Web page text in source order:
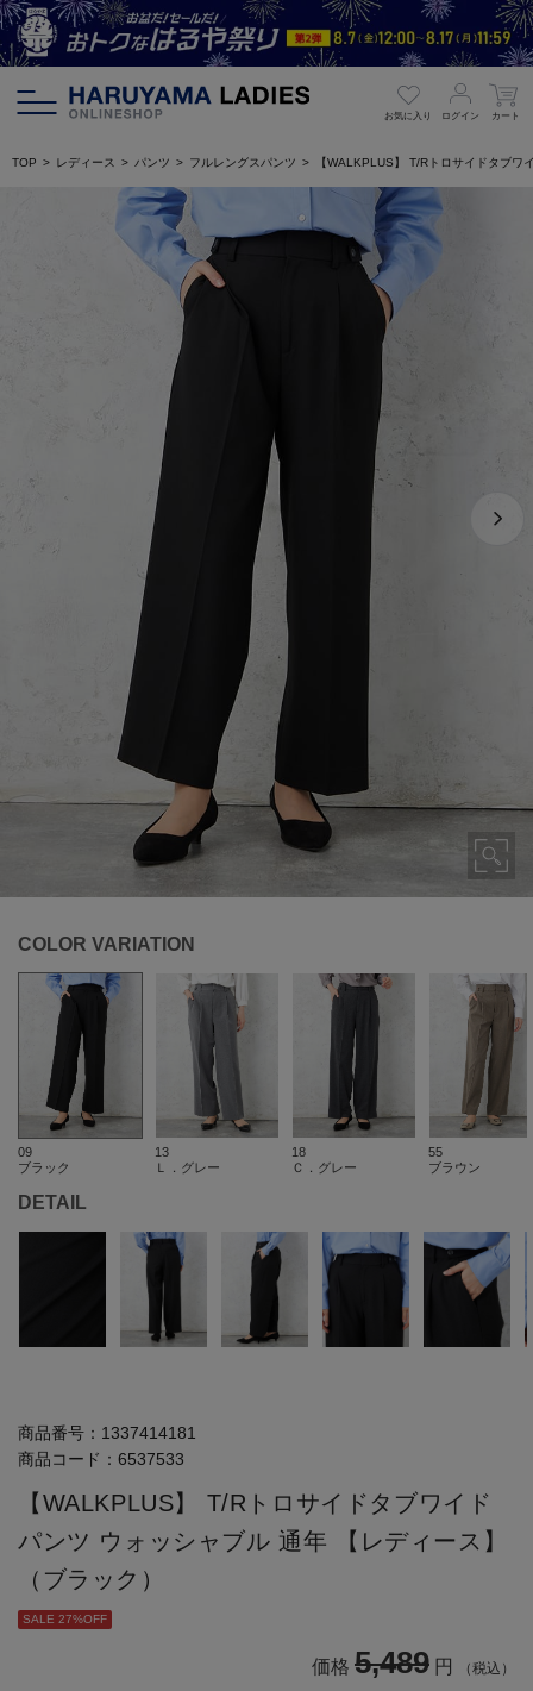
お気に入り ログイン カート
TOP レディース パンツ フルレングスパンツ 【WALKPLUS】 T/Rトロサイドタブ
COLOR VARIATION
09
ブラック
13
Ｌ．グレー
18
Ｃ．グレー
55
ブラウン
DETAIL
商品番号： 1337414181
商品コード： 6537533
【WALKPLUS】 T/Rトロサイドタブワイド
パンツ ウォッシャブル 通年 【レディース】
（ブラック）
SALE 27%OFF
価格 5,489 円 （税込）